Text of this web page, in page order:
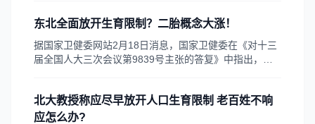
范。
东北全面放开生育限制？二胎概念大涨！
据国家卫健委网站2月18日消息，国家卫健委在《对十三
届全国人大三次会议第9839号主张的答复》中指出，关
深化研判全面铺开生育约束对当地经济添加、社会调和安
稳、资源环境战略、根本公共服务等方面的影响
北大教授称应尽早放开人口生育限制 老百姓不响
应怎么办?